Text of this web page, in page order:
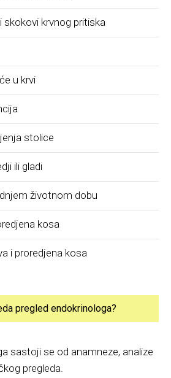
skokovi krvnog pritiska
u krvi
stolice
ili gladi
životnom dobu
kosa
i proredjena kosa
pregled endokrinologa?
sastoji se od anamneze, analize
pregleda.